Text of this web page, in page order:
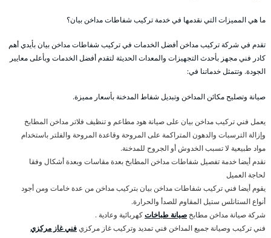
ما هي المميزات التي نقدمها في خدمة تركيب شفاطات مداخن بيان؟
تقدم في شركة تركيب مداخن أفضل الخدمات في تركيب شفاطات مداخن بيان بأيدي أهم
كادر فني مجهز بأحدث التجهيزات والمعدات الحديثة لتقدم أفضل الخدمات وبأعلى معايير
الجودة. وتتمثل خدماتنا في:
صيانة وتصليح مكائن المداخن وتبديل شفاط المدخنة بأسعار مميزة.
يعمل فني تركيب مداخن بيان على صيانة هود مطاعم و تنظيف فلاتر مداخن المطابخ
وإزالة الترسبات والدهون المتراكمة على المروحة وقاعدة المروحة والفلتر باستخدام
مواد طبيعية لا تسبب الخدوش أو الجروح للمدخنة.
نقدم أيضا خدمة تفصيل شفاطات مداخن المطابخ بعدة مقاسات وبعدة أشكال وفقا
لحاجة العميل
يقوم أيضا فني تركيب شفاطات مداخن بيان بتركيب مداخن من عدة خامات ومن أجود
أنواع الستانلس ستيل المقاوم للصدأ والحرارة.
شركة صيانة مداخن مطابخ صيانة طباخاتكهربائية وعادية .
فني تركيب وصيانة جميع المداخن فني تمديد وتركيب غاز مركزيفني غاز مركزي